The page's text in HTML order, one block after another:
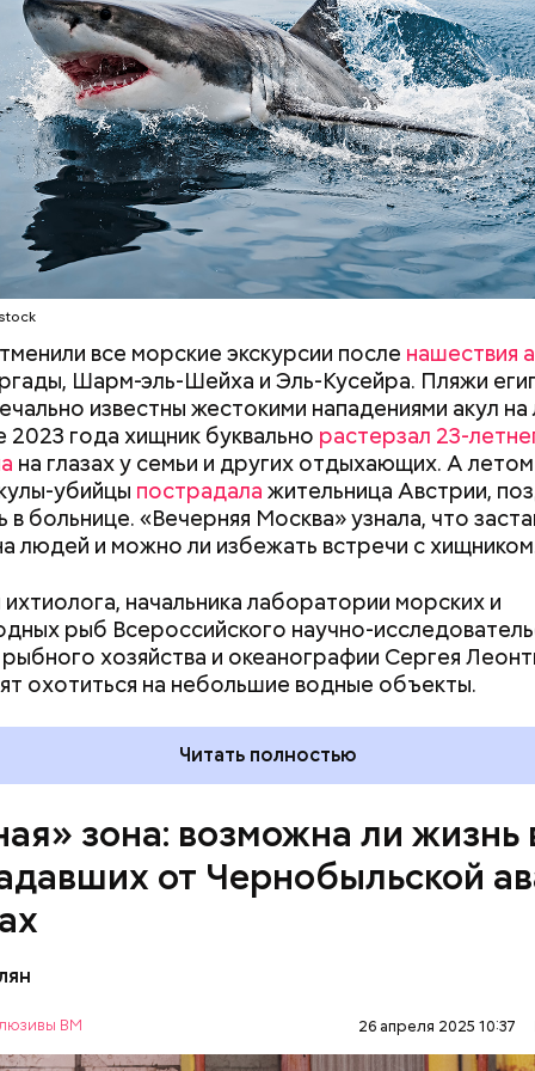
все морские экскурсии после нашествия
Шарм-эль-Шейха и Эль-Кусейра. Пляжи
известны жестокими нападениями акул
2023 года хищник буквально растерзал 23-
на глазах у семьи и других отдыхающих. А
убийцы пострадала жительница Австрии,
в больнице. «Вечерняя Москва» узнала, что
людей и можно ли избежать встречи с
начальника лаборатории морских и
рыб Всероссийского научно-
хозяйства и океанографии Сергея
охотиться на небольшие водные объекты.
суда с надувными бортами. Более того, бывало и
таких плавательных средств оказывались
рыб, — сказал собеседник «ВМ».
Читать полностью
СМЕРТЬ РЫБА
зона: возможна ли жизнь
от Чернобыльской
ВМ 26 апреля 2025 10:37
большие, экскурсионные группы
на автобусе. Проезжают вглубь леса,
по одичавшим местам, где начинается самая
— в зависимости от того, какие события
нобелевские лауреаты и специалисты по
из экспертного совета «Бюллетеня ученых-
решение о переводе стрелки. Например, в
на полминуты вперед послужили как
отношения между ядерными державами,
сокращении выбросов углекислого газа, так и
во всем мире и отрицание изменения климата.
дня — прибыльный проект
Как поменять батареи дома и
не получить штраф
рублей от
трудной
претендовать и
документы